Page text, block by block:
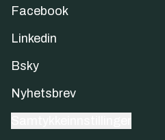
Facebook
Linkedin
Bsky
Nyhetsbrev